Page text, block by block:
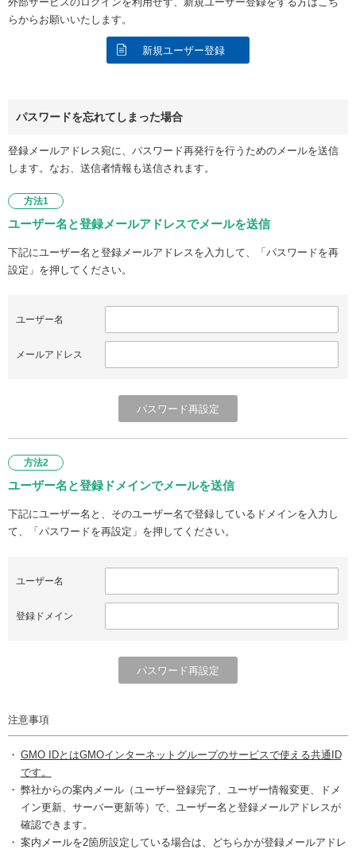
らからお願いいたします。
新規ユーザー登録
パスワードを忘れてしまった場合
登録メールアドレス宛に、パスワード再発行を行うためのメールを送信
します。なお、送信者情報も送信されます。
方法1
ユーザー名と登録メールアドレスでメールを送信
下記にユーザー名と登録メールアドレスを入力して、「パスワードを再
設定」を押してください。
ユーザー名
メールアドレス
方法2
ユーザー名と登録ドメインでメールを送信
下記にユーザー名と、そのユーザー名で登録しているドメインを入力し
て、「パスワードを再設定」を押してください。
ユーザー名
登録ドメイン
注意事項
GMO IDとはGMOインターネットグループのサービスで使える共通ID
です。
弊社からの案内メール（ユーザー登録完了、ユーザー情報変更、ドメ
イン更新、サーバー更新等）で、ユーザー名と登録メールアドレスが
確認できます。
案内メールを2箇所設定している場合は、どちらかが登録メールアドレ